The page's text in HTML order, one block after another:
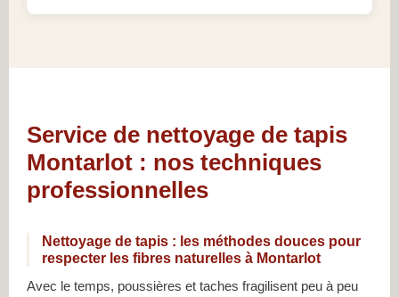
Service de nettoyage de tapis
Montarlot : nos techniques
professionnelles
Nettoyage de tapis : les méthodes douces pour
respecter les fibres naturelles à Montarlot
Avec le temps, poussières et taches fragilisent peu à peu